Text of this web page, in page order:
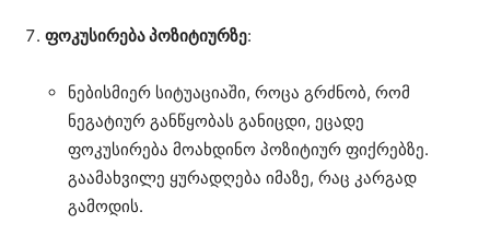
ფოკუსირება პოზიტიურზე:
ნებისმიერ სიტუაციაში, როცა გრძნობ, რომ
ნეგატიურ განწყობას განიცდი, ეცადე
ფოკუსირება მოახდინო პოზიტიურ ფიქრებზე.
გაამახვილე ყურადღება იმაზე, რაც კარგად
გამოდის.